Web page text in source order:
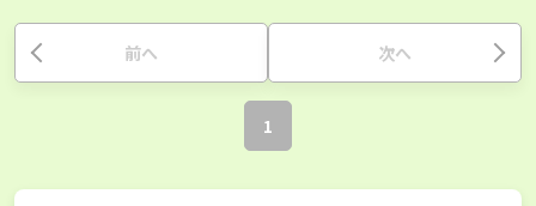
前へ 次へ
1